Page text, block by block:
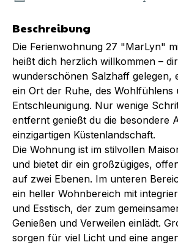
Beschreibung
Die Ferienwohnung 27 "MarLyn"
heißt dich herzlich willkommen –
wunderschönen Salzhaff gelegen,
ein Ort der Ruhe, des Wohlfühlens
Entschleunigung. Nur wenige
entfernt genießt du die besondere
einzigartigen Küstenlandschaft.
Die Wohnung ist im stilvollen
und bietet dir ein großzügiges,
auf zwei Ebenen. Im unteren
ein heller Wohnbereich mit
und Esstisch, der zum
Genießen und Verweilen einlädt.
sorgen für viel Licht und eine